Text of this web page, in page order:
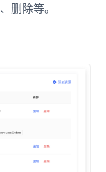
删除等。